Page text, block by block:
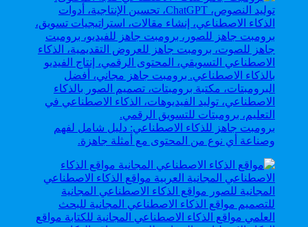
برومبت جاهز للذكاء الاصطناعي: دليل شامل لفهم
وصناعة أي نوع من المحتوى مع أمثلة جاهزة.